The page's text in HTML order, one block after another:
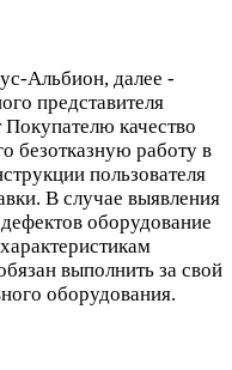
Альбион, далее -
представителя
качество
безотказную работу в
пользователя
В случае выявления
оборудование
выполнить за свой
оборудования.